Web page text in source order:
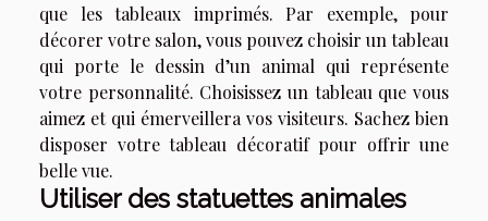
que les tableaux imprimés. Par exemple, pour
décorer votre salon, vous pouvez choisir un tableau
qui porte le dessin d’un animal qui représente
votre personnalité. Choisissez un tableau que vous
aimez et qui émerveillera vos visiteurs. Sachez bien
disposer votre tableau décoratif pour offrir une
belle vue.
Utiliser des statuettes animales